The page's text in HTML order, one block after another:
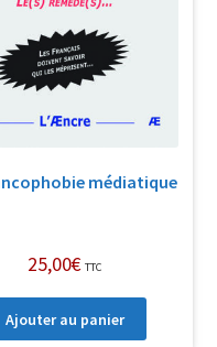
médiatique
25,00€ TTC
Ajouter au panier